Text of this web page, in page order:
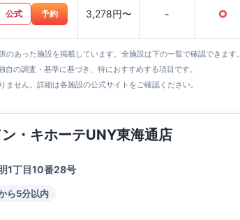
公式 予約 3,278円〜 - ○
あった施設を掲載しています。全施設は下の一覧で確認できます。
の調査・基準に基づき、特におすすめする項目です。
せん。詳細は各施設の公式サイトをご確認ください。
・キホーテUNY東海通店
1丁目10番28号
ら5分以内